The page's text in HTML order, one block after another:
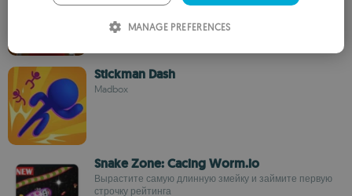
Stickman Dash
Madbox
Snake Zone: Cacing Worm.io
Вырастите самую длинную змейку и займите первую
строчку рейтинга
MANAGE PREFERENCES